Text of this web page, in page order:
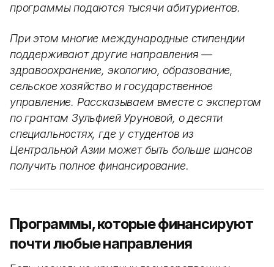
программы подаются тысячи абитуриентов.
При этом многие международные стипендии
поддерживают другие направления —
здравоохранение, экологию, образование,
сельское хозяйство и государственное
управление. Рассказываем вместе с экспертом
по грантам Зульфией Уруновой, о десяти
специальностях, где у студентов из
Центральной Азии может быть больше шансов
получить полное финансирование.
Программы, которые финансируют
почти любые направления